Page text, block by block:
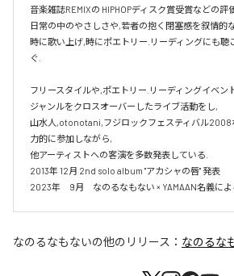
音楽雑誌REMIXの HIPHOPディスク賞受賞などの評
日常の中のやさしさや,若者の抱く閉塞感を叙情的
時に歌い上げ,時にポエトリー.リーディングにも聴
ぐ.
フリースタイルや,ポエトリー.リーディングイベン
ジャンルをクロスオーバーしたライブ活動をし,
山水人,otonotani,フジロックフェスティバル2008
力的に参加しながら,
他アーティストへの客演を多数発表している.
2013年 12月 2nd solo album "アカシャの唇" 発表
2023年　9月　なのるなもない × YAMAAN名義に
なのるなもないの他のリリース： なのるな